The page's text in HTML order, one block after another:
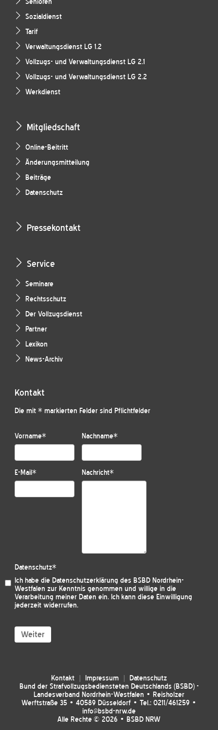
Senioren
Sozialdienst
Tarif
Verwaltungsdienst LG 1.2
Vollzugs- und Verwaltungsdienst LG 2.1
Vollzugs- und Verwaltungsdienst LG 2.2
Werkdienst
Mitgliedschaft
Online-Beitritt
Änderungsmitteilung
Beiträge
Datenschutz
Pressekontakt
Service
Seminare
Rechtsschutz
Der Vollzugsdienst
Partner
Lexikon
News-Archiv
Kontakt
Die mit * markierten Felder sind Pflichtfelder
Vorname* Nachname*
E-Mail* Nachricht*
Datenschutz*
Ich habe die Datenschutzerklärung des BSBD Nordrhein-
Westfalen zur Kenntnis genommen und willige in die
Verarbeitung meiner Daten ein. Ich kann diese Einwilligung
jederzeit widerrufen.
Weiter
Kontakt Impressum
Datenschutz
Bund der Strafvollzugsbediensteten Deutschlands (BSBD) -
Landesverband Nordrhein-Westfalen • Reisholzer
Werftstraße 35 • 40589 Düsseldorf • Tel.: 0211/461259 •
info@bsbd-nrw.de
Alle Rechte © 2026 • BSBD NRW